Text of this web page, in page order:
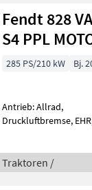
540/750/1000,
Fendt 828
S4 PPL
NEU!
285 PS/210 kW Bj.
Antrieb: Allrad,
Druckluftbremse,
km/h: 60 km/h und
Traktoren /